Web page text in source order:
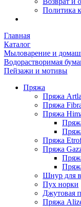
Политика
Главная
Каталог
Мыловарение и
Водорастворимая
Пейзажи и мотивы
Пряжа
Пряжа
Пряжа
Пряжа
Пряжа
Пряжа
Шнур для
Пух норки
Джутовая
Пряжа